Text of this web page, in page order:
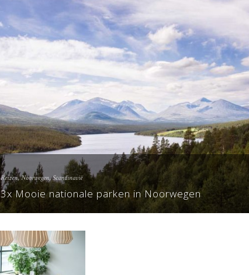
Reizen,Noorwegen,Scandinavië
3x Mooie nationale parken in Noorwegen